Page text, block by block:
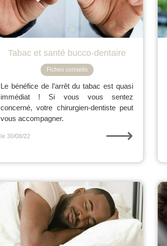
Tabac et santé bucco-dentaire
Fiches conseils
Le bénéfice de l’arrêt du tabac est quasi
immédiat ! Si vous vous sentez
concerné, votre chirurgien-dentiste peut
vous accompagner.
le 30/08/22 ⟶